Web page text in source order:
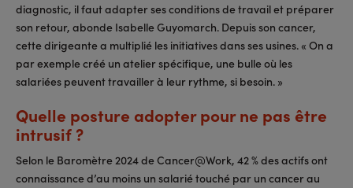
diagnostic, il faut adapter ses conditions de travail et préparer
son retour, abonde Isabelle Guyomarch. Depuis son cancer,
cette dirigeante a multiplié les initiatives dans ses usines. « On a
par exemple créé un atelier spécifique, une bulle où les
salariées peuvent travailler à leur rythme, si besoin. »
Quelle posture adopter pour ne pas être
intrusif ?
Selon le Baromètre 2024 de Cancer@Work, 42 % des actifs ont
connaissance d’au moins un salarié touché par un cancer au